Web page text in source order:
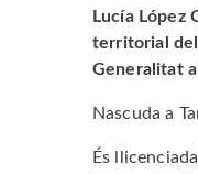
Lucía López
territorial
Generalitat
Nascuda a
És